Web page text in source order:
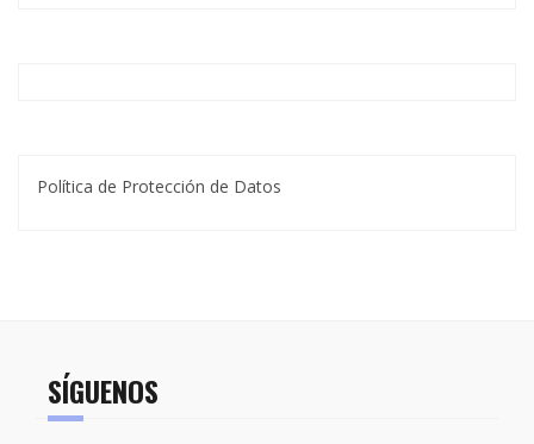
Política de Protección de Datos
SÍGUENOS